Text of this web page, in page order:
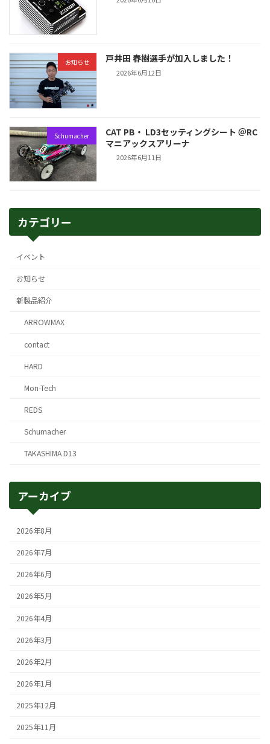
お知らせ 戸井田 春樹選手が加入しました！
2026年6月12日
Schumacher
CAT PB・ LD3セッティングシート ＠RC
マニアックスアリーナ
2026年6月11日
カテゴリー
イベント
お知らせ
新製品紹介
ARROWMAX
contact
HARD
Mon-Tech
REDS
Schumacher
TAKASHIMA D13
アーカイブ
2026年8月
2026年7月
2026年6月
2026年5月
2026年4月
2026年3月
2026年2月
2026年1月
2025年12月
2025年11月